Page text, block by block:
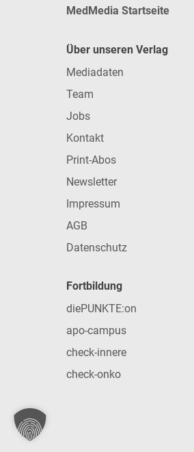
MedMedia Startseite
Über unseren Verlag
Mediadaten
Team
Jobs
Kontakt
Print-Abos
Newsletter
Impressum
AGB
Datenschutz
Fortbildung
diePUNKTE:on
apo-campus
check-innere
check-onko